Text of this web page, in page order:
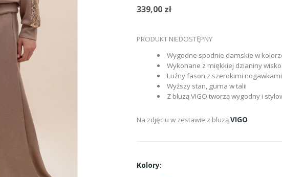
339,00 zł
PRODUKT NIEDOSTĘPNY
Wygodne spodnie damskie w
Wykonane z miękkiej dzianiny
Luźny fason z szerokimi nogawkami
Wyższy stan, guma w talii
Z bluzą VIGO tworzą wygodny i
Na zdjęciu w zestawie z bluząVIGO
Kolory: